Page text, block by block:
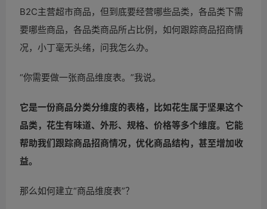
B2C主营超市商品，但到底要经营哪些品类，各品类下需
要哪些商品，各品类商品所占比例，如何跟踪商品招商情
况，小丁毫无头绪，问我怎么办。
“你需要做一张商品维度表。”我说。
它是一份商品分类分维度的表格，比如花生属于坚果这个
品类，花生有味道、外形、规格、价格等多个维度。它能
帮助我们跟踪商品招商情况，优化商品结构，甚至增加收
益。
那么如何建立“商品维度表”？